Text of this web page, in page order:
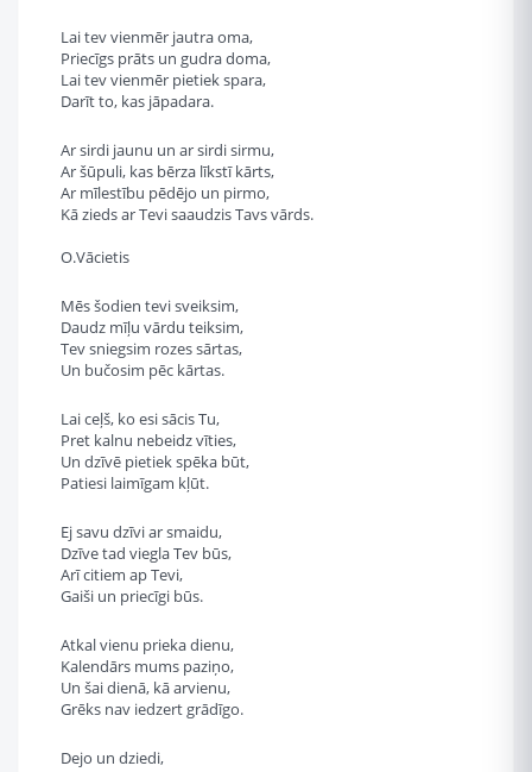
Lai tev vienmēr jautra oma,
Priecīgs prāts un gudra doma,
Lai tev vienmēr pietiek spara,
Darīt to, kas jāpadara.
Ar sirdi jaunu un ar sirdi sirmu,
Ar šūpuli, kas bērza līkstī kārts,
Ar mīlestību pēdējo un pirmo,
Kā zieds ar Tevi saaudzis Tavs vārds.
O.Vācietis
Mēs šodien tevi sveiksim,
Daudz mīļu vārdu teiksim,
Tev sniegsim rozes sārtas,
Un bučosim pēc kārtas.
Lai ceļš, ko esi sācis Tu,
Pret kalnu nebeidz vīties,
Un dzīvē pietiek spēka būt,
Patiesi laimīgam kļūt.
Ej savu dzīvi ar smaidu,
Dzīve tad viegla Tev būs,
Arī citiem ap Tevi,
Gaiši un priecīgi būs.
Atkal vienu prieka dienu,
Kalendārs mums paziņo,
Un šai dienā, kā arvienu,
Grēks nav iedzert grādīgo.
Dejo un dziedi,